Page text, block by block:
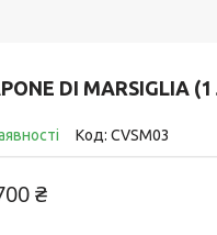
DI MARSIGLIA
Код: CVSM03
₴